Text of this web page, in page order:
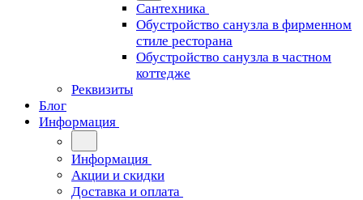
Сантехника
Обустройство санузла в фирменном
стиле ресторана
Обустройство санузла в частном
коттедже
Реквизиты
Блог
Информация
Информация
Акции и скидки
Доставка и оплата